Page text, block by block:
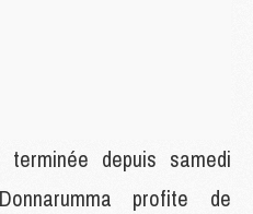
depuis samedi
profite de